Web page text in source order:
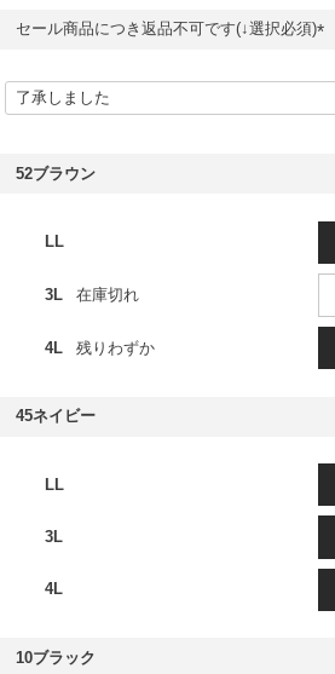
セール商品につき返品不可です(↓選択必須)
必
52ブラウン
LL
3L 在庫切れ
4L 残りわずか
45ネイビー
LL
3L
4L
10ブラック